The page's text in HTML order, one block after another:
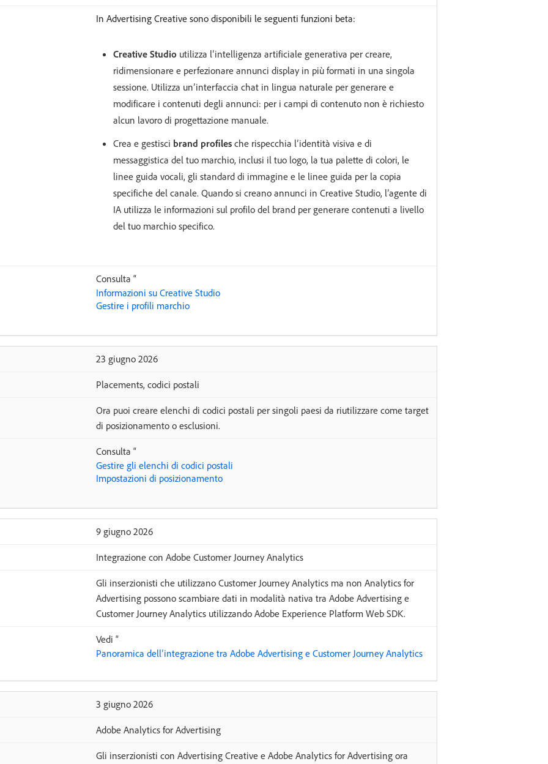
In Advertising Creative sono disponibili le seguenti funzioni beta:
Creative Studioutilizza l’intelligenza artificiale generativa per creare,
ridimensionare e perfezionare annunci display in più formati in una singola
sessione. Utilizza un’interfaccia chat in lingua naturale per generare e
modificare i contenuti degli annunci: per i campi di contenuto non è richiesto
alcun lavoro di progettazione manuale.
Crea e gestisci brand profilesche rispecchia l’identità visiva e di
messaggistica del tuo marchio, inclusi il tuo logo, la tua palette di colori, le
linee guida vocali, gli standard di immagine e le linee guida per la copia
specifiche del canale. Quando si creano annunci in Creative Studio, l’agente di
IA utilizza le informazioni sul profilo del brand per generare contenuti a livello
del tuo marchio specifico.
Consulta “
Informazioni su Creative Studio
Gestire i profili marchio
23 giugno 2026
Placements, codici postali
Ora puoi creare elenchi di codici postali per singoli paesi da riutilizzare come target
di posizionamento o esclusioni.
Consulta “
Gestire gli elenchi di codici postali
Impostazioni di posizionamento
9 giugno 2026
Integrazione con Adobe Customer Journey Analytics
Gli inserzionisti che utilizzano Customer Journey Analytics ma non Analytics for
Advertising possono scambiare dati in modalità nativa tra Adobe Advertising e
Customer Journey Analytics utilizzando Adobe Experience Platform Web SDK.
Vedi “
Panoramica dell’integrazione tra Adobe Advertising e Customer Journey Analytics
3 giugno 2026
Adobe Analytics for Advertising
Gli inserzionisti con Advertising Creative e Adobe Analytics for Advertising ora